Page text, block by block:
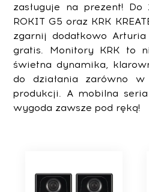
zasługuje na prezent! Do
ROKIT G5 oraz KRK
zgarnij dodatkowo
gratis. Monitory KRK to
świetna dynamika,
do działania zarówno
produkcji. A mobilna seria
wygoda zawsze pod ręką!